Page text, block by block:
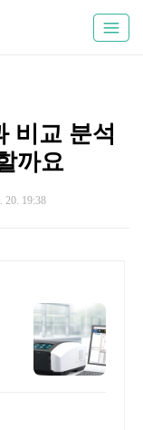
비교 분석
까요
20. 19:38